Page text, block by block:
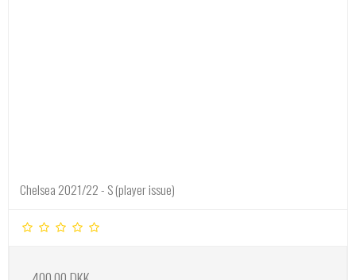
Chelsea 2021/22 - S (player issue)